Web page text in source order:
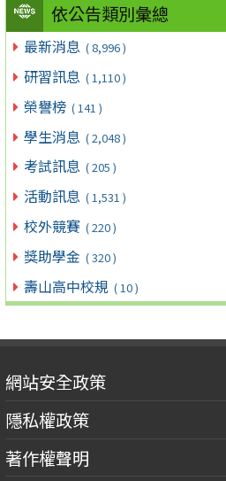
依公告類別彙總
最新消息 ( 8,996 )
研習訊息 ( 1,110 )
榮譽榜 ( 141 )
學生消息 ( 2,048 )
考試訊息 ( 205 )
活動訊息 ( 1,531 )
校外競賽 ( 220 )
獎助學金 ( 320 )
壽山高中校規 ( 10 )
網站安全政策
隱私權政策
著作權聲明